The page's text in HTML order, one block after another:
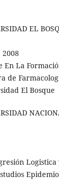
EL
2008
En La
de
El Bosque
Logistica